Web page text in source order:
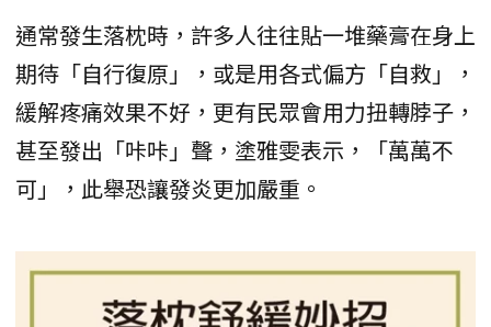
通常發生落枕時，許多人往往貼一堆藥膏在身上
期待「自行復原」，或是用各式偏方「自救」，
緩解疼痛效果不好，更有民眾會用力扭轉脖子，
甚至發出「咔咔」聲，塗雅雯表示，「萬萬不
可」，此舉恐讓發炎更加嚴重。